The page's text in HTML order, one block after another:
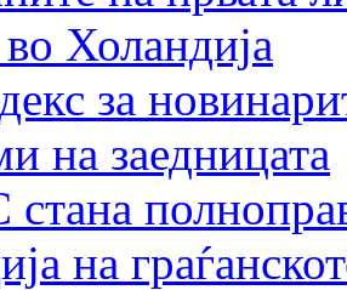
Холандија
за
на заедницата
на